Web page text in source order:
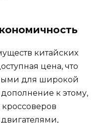
китайских
цена, что
для широкой
к этому,